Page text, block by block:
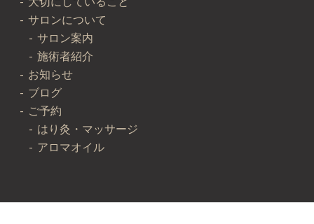
サロンについて
サロン案内
施術者紹介
お知らせ
ブログ
ご予約
はり灸・マッサージ
アロマオイル